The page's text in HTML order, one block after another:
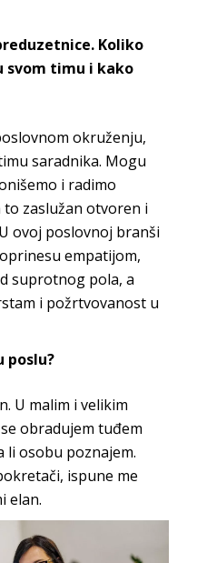
Koliko
svom timu i kako
okruženju,
saradnika. Mogu
i radimo
to zaslužan otvoren i
ovoj poslovnoj branši
empatijom,
suprotnog pola, a
i požrtvovanost u
poslu?
U malim i velikim
obradujem tuđem
li osobu poznajem.
ispune me
elan.